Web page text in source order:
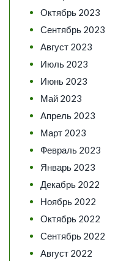
Октябрь 2023
Сентябрь 2023
Август 2023
Июль 2023
Июнь 2023
Май 2023
Апрель 2023
Март 2023
Февраль 2023
Январь 2023
Декабрь 2022
Ноябрь 2022
Октябрь 2022
Сентябрь 2022
Август 2022